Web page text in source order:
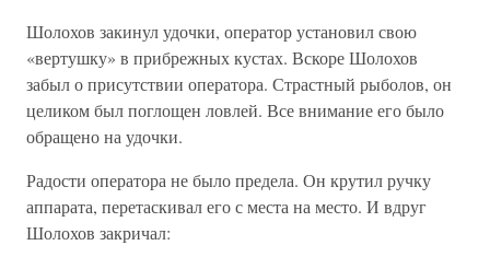
Шолохов закинул удочки, оператор установил свою
«вертушку» в прибрежных кустах. Вскоре Шолохов
забыл о присутствии оператора. Страстный рыболов, он
целиком был поглощен ловлей. Все внимание его было
обращено на удочки.
Радости оператора не было предела. Он крутил ручку
аппарата, перетаскивал его с места на место. И вдруг
Шолохов закричал: